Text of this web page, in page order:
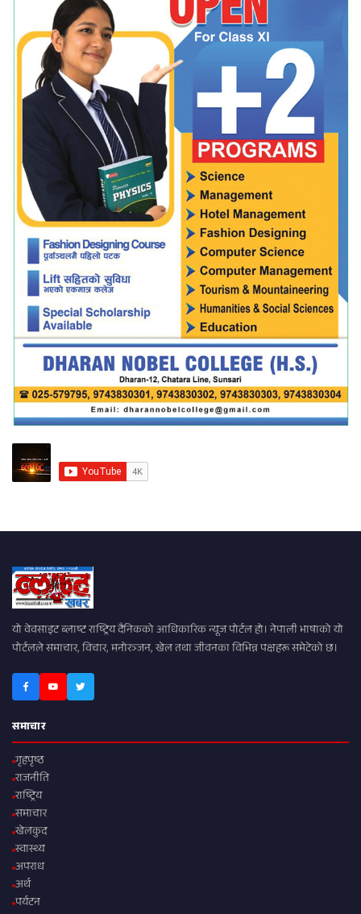
यो वेवसाइट ब्लाष्ट राष्ट्रिय दैनिकको आधिकारिक न्यूज पोर्टल हो। नेपाली भाषाको यो
पोर्टलले समाचार, विचार, मनोरञ्जन, खेल तथा जीवनका विभिन्न पक्षहरू समेटेको छ।
समाचार
गृहपृष्ठ
राजनीति
राष्ट्रिय
समाचार
खेलकुद
स्वास्थ्य
अपराध
अर्थ
पर्यटन